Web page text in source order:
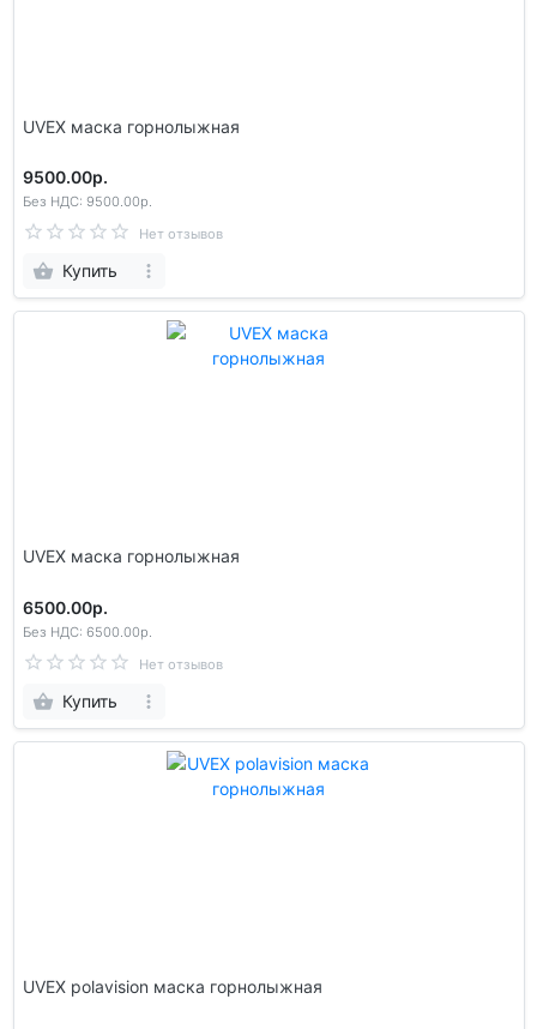
UVEX маска горнолыжная
9500.00р.
Без НДС: 9500.00р.
Нет отзывов
Купить
UVEX маска горнолыжная
6500.00р.
Без НДС: 6500.00р.
Нет отзывов
Купить
UVEX polavision маска горнолыжная